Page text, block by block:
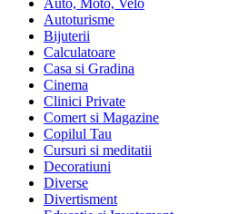
Autoturisme
Bijuterii
Calculatoare
Casa si Gradina
Cinema
Clinici Private
Comert si Magazine
Copilul Tau
Cursuri si meditatii
Decoratiuni
Diverse
Divertisment